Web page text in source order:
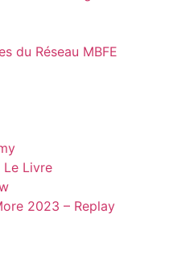
du Réseau MBFE
Le Livre
2023 – Replay